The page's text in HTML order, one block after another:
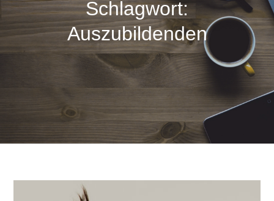
Schlagwort:
Auszubildenden